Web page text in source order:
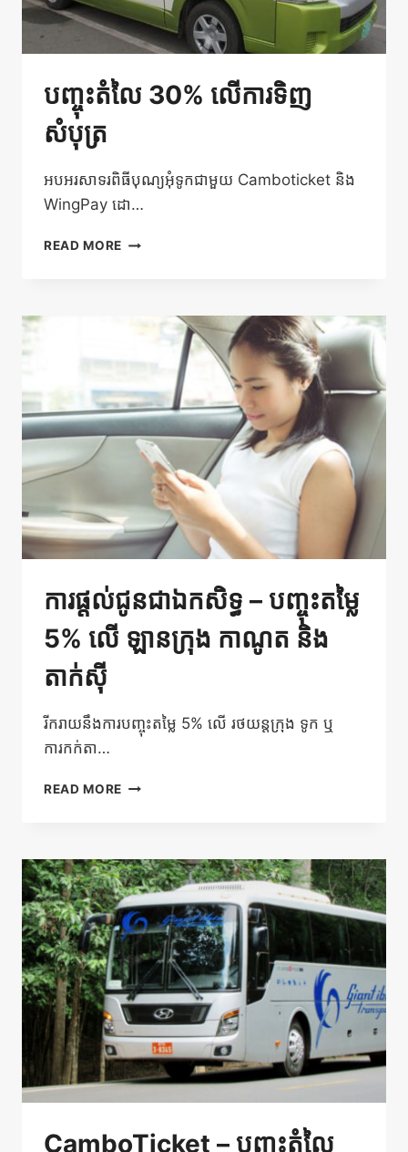
បញ្ចុះតំលៃ 30% លើការទិញ
សំបុត្រ
អបអរសាទរពិធីបុណ្យអុំទូកជាមួយ Camboticket និង
WingPay ដោ…
READ MORE បញ្ចុះ
ការផ្តល់ជូនជាឯកសិទ្ធ – បញ្ចុះតម្លៃ
5% លើ ឡានក្រុង កាណូត និង
តាក់ស៊ី
រីករាយនឹងការបញ្ចុះតម្លៃ 5% លើ រថយន្តក្រុង ទូក ឬ
ការកក់តា…
READ MORE ការ
–
បញ្ចុះ
តម្លៃ
5%
លើ
ឡាន
ក្រុង
កាណូត
និង
តាក់
CamboTicket – បញ្ចុះតំលៃ